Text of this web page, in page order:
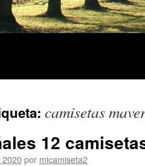
camisetas
12
2020por micamiseta2